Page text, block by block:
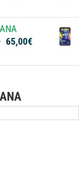
prix :
à
65,00€Plage
prix :
65,00€